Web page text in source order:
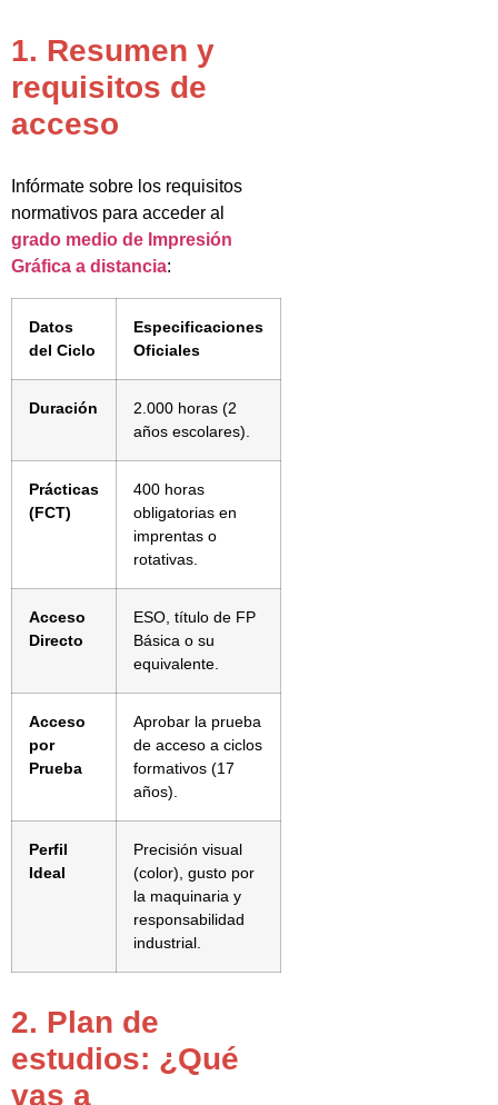
1. Resumen y
requisitos de
acceso
Infórmate sobre los requisitos
normativos para acceder al
grado medio de Impresión
Gráfica a distancia:
Datos
del Ciclo
Especificaciones
Oficiales
Duración
2.000 horas (2
años escolares).
Prácticas
(FCT)
400 horas
obligatorias en
imprentas o
rotativas.
Acceso
Directo
ESO, título de FP
Básica o su
equivalente.
Acceso
por
Prueba
Aprobar la prueba
de acceso a ciclos
formativos (17
años).
Perfil
Ideal
Precisión visual
(color), gusto por
la maquinaria y
responsabilidad
industrial.
2. Plan de
estudios: ¿Qué
vas a